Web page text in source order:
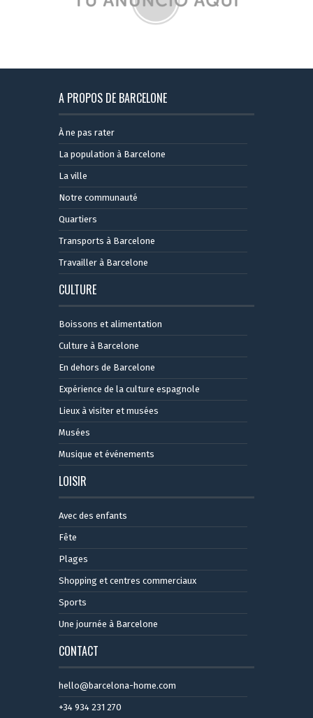
A PROPOS DE BARCELONE
À ne pas rater
La population à Barcelone
La ville
Notre communauté
Quartiers
Transports à Barcelone
Travailler à Barcelone
CULTURE
Boissons et alimentation
Culture à Barcelone
En dehors de Barcelone
Expérience de la culture espagnole
Lieux à visiter et musées
Musées
Musique et événements
LOISIR
Avec des enfants
Fête
Plages
Shopping et centres commerciaux
Sports
Une journée à Barcelone
CONTACT
hello@barcelona-home.com
+34 934 231 270